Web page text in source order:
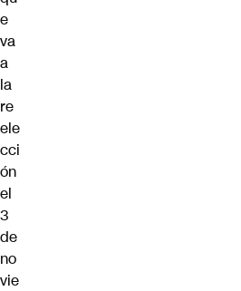
e
va
a
la
re
ele
cci
ón
el
3
de
no
vie